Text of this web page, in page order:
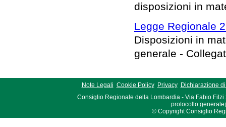
disposizioni in
Legge Regionale
Disposizioni in
generale -
Note Legali Cookie Policy Privacy
Dichiarazione
Consiglio Regionale della Lombardia - Via Fabio Filzi
© Copyright Consiglio